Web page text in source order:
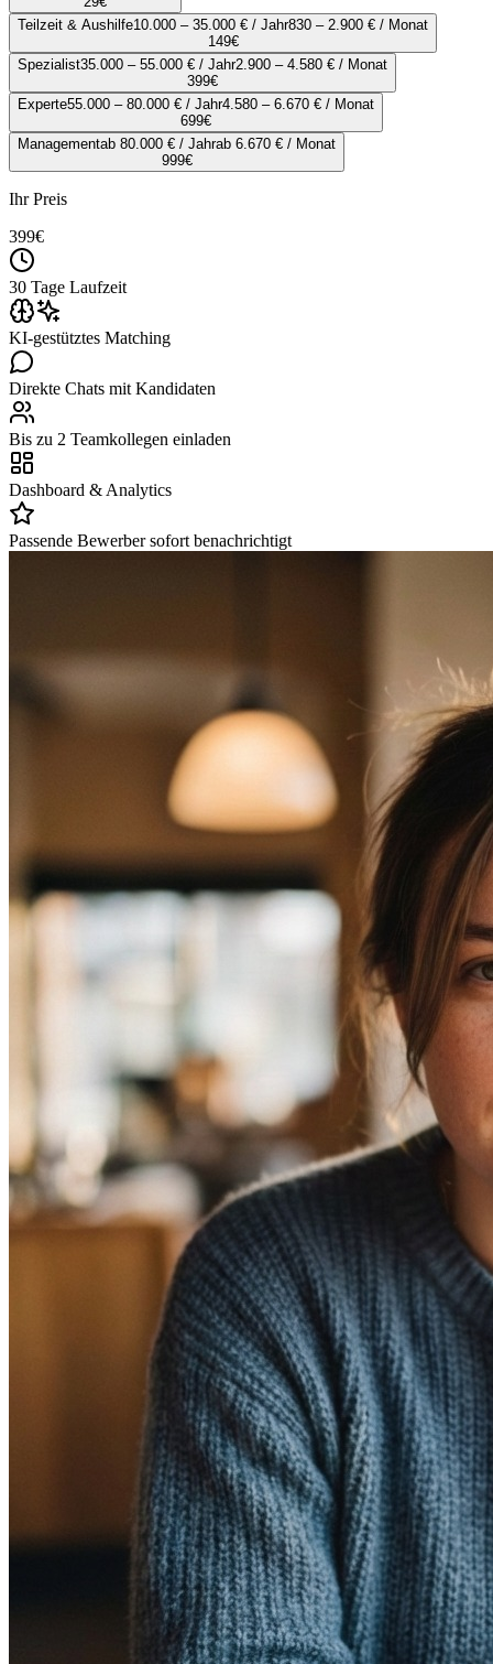
Teilzeit & Aushilfe10.000 – 35.000 € / Jahr830 – 2.900 € / Monat
149€
Spezialist35.000 – 55.000 € / Jahr2.900 – 4.580 € / Monat
399€
Experte55.000 – 80.000 € / Jahr4.580 – 6.670 € / Monat
699€
Managementab 80.000 € / Jahrab 6.670 € / Monat
999€
Ihr Preis
399€
30 Tage Laufzeit
KI-gestütztes Matching
Direkte Chats mit Kandidaten
Bis zu 2 Teamkollegen einladen
Dashboard & Analytics
Passende Bewerber sofort benachrichtigt